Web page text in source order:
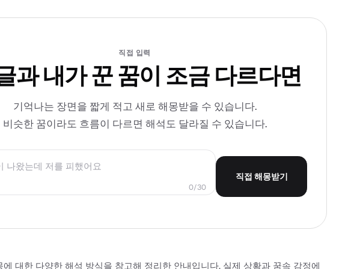
직접 입력
과 내가 꾼 꿈이 조금 다르다면
기억나는 장면을 짧게 적고 새로 해몽받을 수 있습니다.
비슷한 꿈이라도 흐름이 다르면 해석도 달라질 수 있습니다.
0/30
직접 해몽받기
에 대한 다양한 해석 방식을 참고해 정리한 안내입니다. 실제 상황과 꿈속 감정에